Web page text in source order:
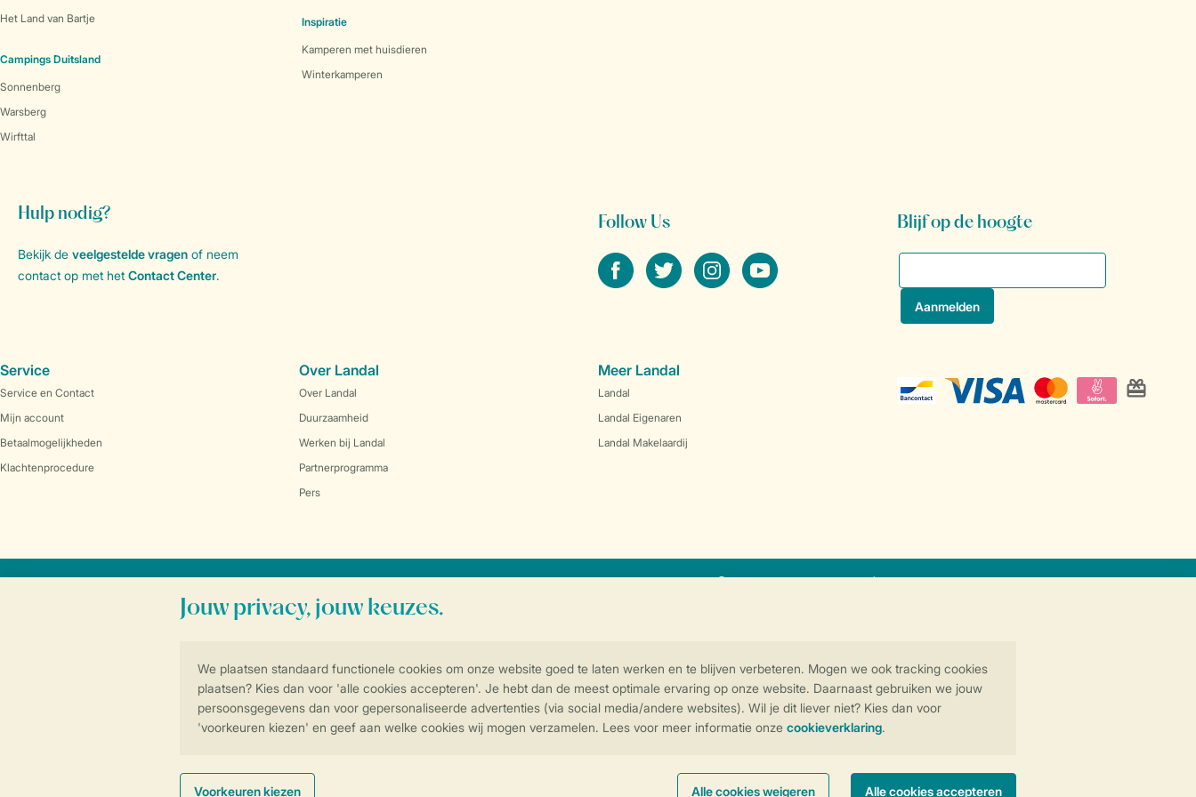
Instellingen wijzigen
Het Land van Bartje
Campings Duitsland
Sonnenberg
Warsberg
Wirfttal
Inspiratie
Kamperen met huisdieren
Winterkamperen
Hulp nodig?
Bekijk de veelgestelde vragen of neem
contact op met het Contact Center.
Follow Us
facebooktwitter instagramyoutube
Blijf op de hoogte
Service
Service en Contact
Mijn account
Betaalmogelijkheden
Klachtenprocedure
Over Landal
Over Landal
Duurzaamheid
Werken bij Landal
Partnerprogramma
Pers
Meer Landal
Landal
Landal Eigenaren
Landal Makelaardij